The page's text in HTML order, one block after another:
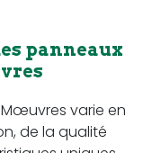
panneaux
varie en
de la qualité